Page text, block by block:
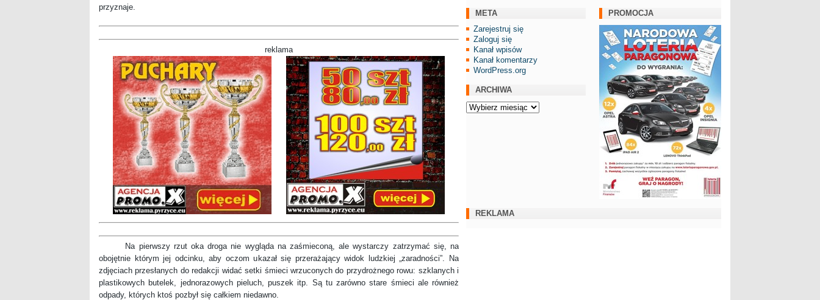
przyznaje.
reklama
Na pierwszy rzut oka droga nie wygląda na zaśmieconą, ale wystarczy zatrzymać się, na
obojętnie którym jej odcinku, aby oczom ukazał się przerażający widok ludzkiej „zaradności”. Na
zdjęciach przesłanych do redakcji widać setki śmieci wrzuconych do przydrożnego rowu: szklanych i
plastikowych butelek, jednorazowych pieluch, puszek itp. Są tu zarówno stare śmieci ale również
odpady, których ktoś pozbył się całkiem niedawno.
META
Zarejestruj się
Zaloguj się
Kanał wpisów
Kanał komentarzy
WordPress.org
ARCHIWA
Archiwa
PROMOCJA
REKLAMA